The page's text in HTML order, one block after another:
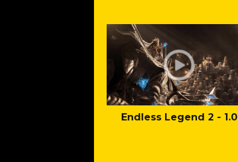
Endless Legend 2 - 1.0